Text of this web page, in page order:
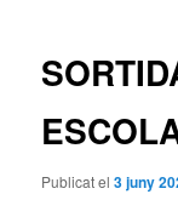
Publicat el3 juny